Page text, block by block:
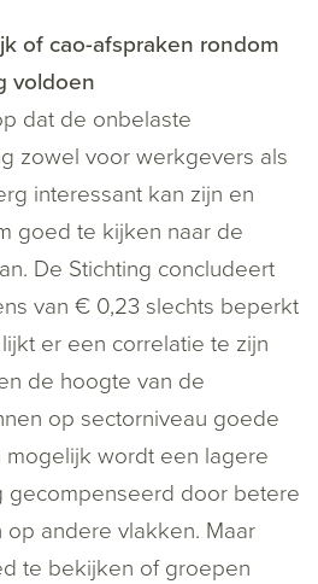
of cao-afspraken rondom
voldoen
dat de onbelaste
zowel voor werkgevers als
interessant kan zijn en
goed te kijken naar de
De Stichting concludeert
van € 0,23 slechts beperkt
er een correlatie te zijn
de hoogte van de
op sectorniveau goede
wordt een lagere
gecompenseerd door betere
andere vlakken. Maar
te bekijken of groepen